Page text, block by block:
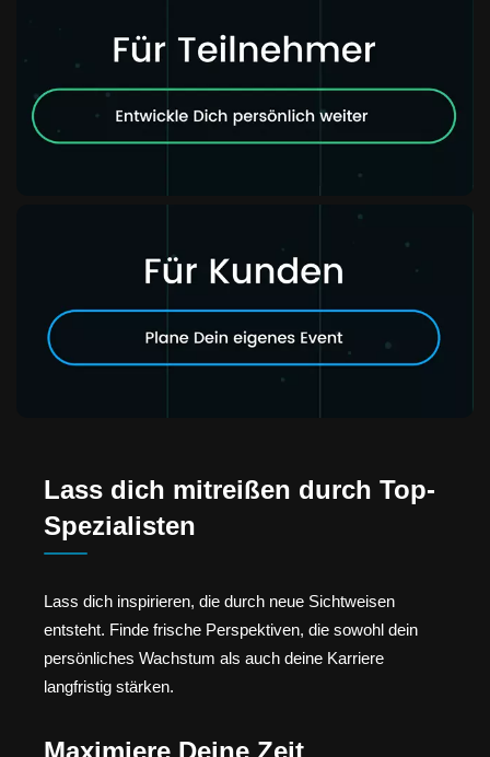
Lass dich mitreißen durch Top-
Spezialisten
Lass dich inspirieren, die durch neue Sichtweisen
entsteht. Finde frische Perspektiven, die sowohl dein
persönliches Wachstum als auch deine Karriere
langfristig stärken.
Maximiere Deine Zeit